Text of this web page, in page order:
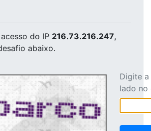
do IP 216.73.216.247,
abaixo.
Digite
lado no